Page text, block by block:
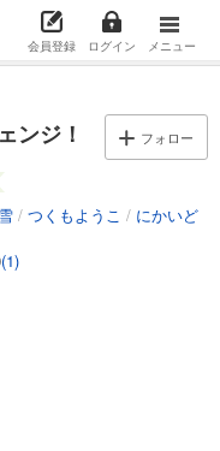
会員登録 ログイン メニュー
ンジ！ フォロー
/ つくもようこ / にかいど
(1)